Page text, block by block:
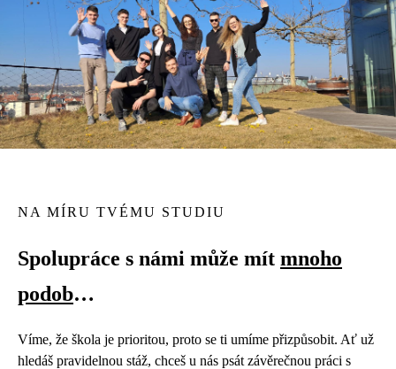
NA MÍRU TVÉMU STUDIU
Spolupráce s námi může mít mnoho
podob…
Víme, že škola je prioritou, proto se ti umíme přizpůsobit. Ať už
hledáš pravidelnou stáž, chceš u nás psát závěrečnou práci s